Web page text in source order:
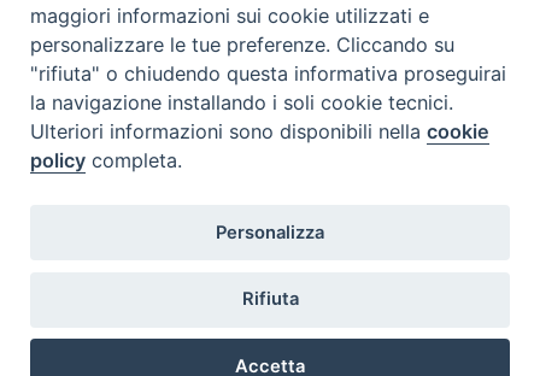
10
11 12 13 14 15
17
18 19 21
24 25 26 27 28 29 30
31 1
maggiori informazioni sui cookie utilizzati e
personalizzare le tue preferenze. Cliccando su
"rifiuta" o chiudendo questa informativa proseguirai
la navigazione installando i soli cookie tecnici.
Ulteriori informazioni sono disponibili nellacookie
policy completa.
Personalizza
Rifiuta
Accetta